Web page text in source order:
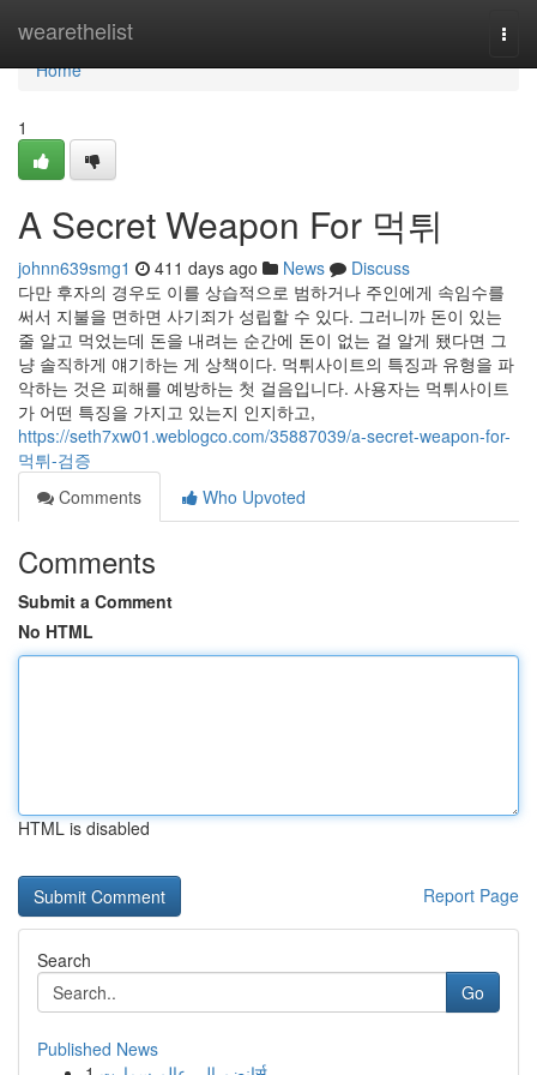
wearethelist
Home
Home
1
A Secret Weapon For 먹튀
johnn639smg1 411 days ago News
Discuss
다만 후자의 경우도 이를 상습적으로 범하거나 주인에게 속임수를
써서 지불을 면하면 사기죄가 성립할 수 있다. 그러니까 돈이 있는
줄 알고 먹었는데 돈을 내려는 순간에 돈이 없는 걸 알게 됐다면 그
냥 솔직하게 얘기하는 게 상책이다. 먹튀사이트의 특징과 유형을 파
악하는 것은 피해를 예방하는 첫 걸음입니다. 사용자는 먹튀사이트
가 어떤 특징을 가지고 있는지 인지하고,
https://seth7xw01.weblogco.com/35887039/a-secret-weapon-for-
먹튀-검증
Comments
Who Upvoted
Comments
Submit a Comment
No HTML
HTML is disabled
Report Page
Search
Go
Published News